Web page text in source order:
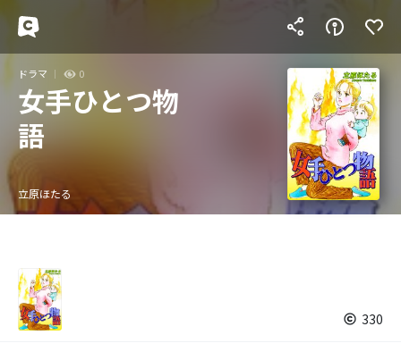
ドラマ 0
女手ひとつ物
語
立原ほたる
330